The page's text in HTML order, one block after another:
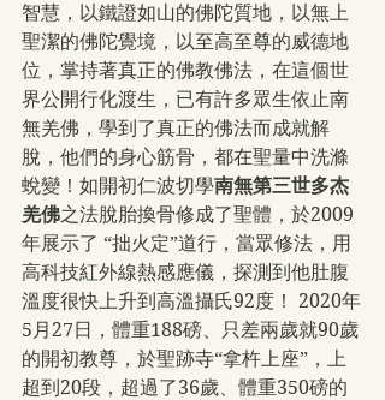
智慧，以鐵證如山的佛陀質地，以無上
聖潔的佛陀覺境，以至高至尊的威德地
位，掌持著真正的佛教佛法，在這個世
界公開行化渡生，已有許多眾生依止南
無羌佛，學到了真正的佛法而成就解
脫，他們的身心筋骨，都在聖量中洗滌
蛻變！如開初仁波切學南無第三世多杰
羌佛之法脫胎換骨修成了聖體，於2009
年展示了 “拙火定”道行，當眾修法，用
高科技紅外線熱感應儀，探測到他肚腹
溫度很快上升到高溫攝氏92度！ 2020年
5月27日，體重188磅、只差兩歲就90歲
的開初教尊，於聖跡寺“拿杵上座”，上
超到20段，超過了36歲、體重350磅的